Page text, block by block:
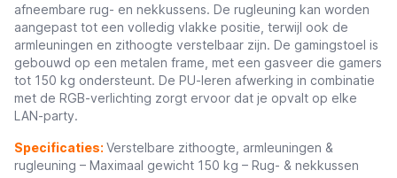
afneembare rug- en nekkussens. De rugleuning kan worden
aangepast tot een volledig vlakke positie, terwijl ook de
armleuningen en zithoogte verstelbaar zijn. De gamingstoel is
gebouwd op een metalen frame, met een gasveer die gamers
tot 150 kg ondersteunt. De PU-leren afwerking in combinatie
met de RGB-verlichting zorgt ervoor dat je opvalt op elke
LAN-party.
Specificaties: Verstelbare zithoogte, armleuningen &
rugleuning – Maximaal gewicht 150 kg – Rug- & nekkussen